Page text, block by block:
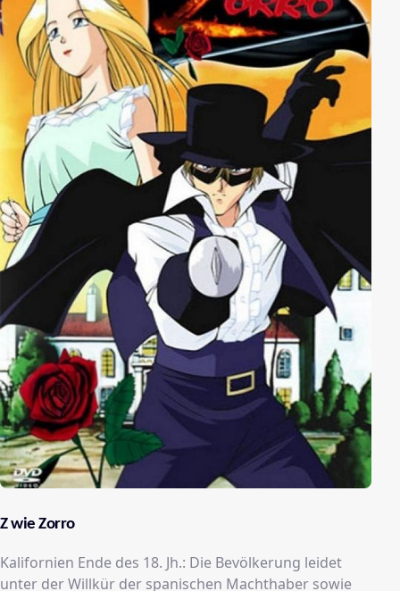
herunterlädt, um Kirby zu beseitigen. Auch die Holy
Nightmare Corporation ist am Ableben Kirbys
interessiert. Verbündete findet Kirby in Fumu, Bun,
den restlichen Dorfbewohnern und Sir Meta Knight,
welche ihm mit Rat und Tat zur Seite stehen.
Z wie Zorro
Kalifornien Ende des 18. Jh.: Die Bevölkerung leidet
unter der Willkür der spanischen Machthaber sowie